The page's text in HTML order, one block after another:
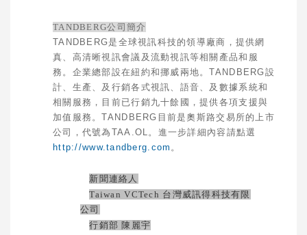
TANDBERG公司簡介
TANDBERG 是全球視訊科技的領導廠商，提供網
真、高清晰視訊會議及流動視訊等相關產品和服
務。企業總部設在紐約和挪威兩地。TANDBERG 設
計、生產、及行銷各式視訊、語音、及數據系統和
相關服務，目前已行銷九十餘國，提供各項支援與
加值服務。TANDBERG 目前是奧斯路交易所的上市
公司，代號為 TAA.OL。進一步詳細內容請點選
http://www.tandberg.com 。
新聞連絡人
Taiwan VCTech 台灣威訊得科技有限
公司
行銷部 陳麗宇